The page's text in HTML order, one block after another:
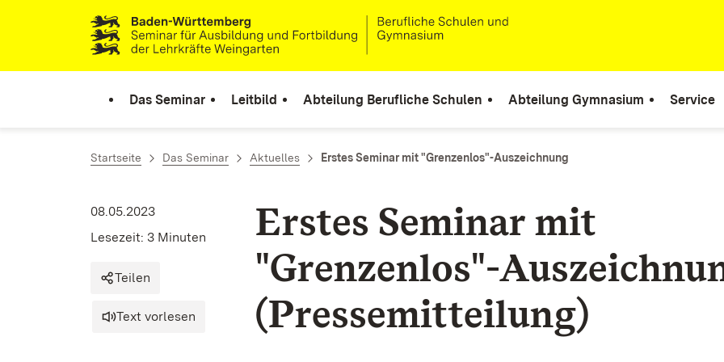
Zum Inhalt springen
Link zur Startseite
Das Seminar Leitbild Abteilung Berufliche Schulen Abteilung Gymnasium Service
Startseite Das Seminar Aktuelles Erstes Seminar mit "Grenzenlos"-Auszeichnung
Erstes Seminar mit
"Grenzenlos"-
(Pressemitteilung)
08.05.2023
Lesezeit: 3 Minuten
Teilen
Text vorlesen